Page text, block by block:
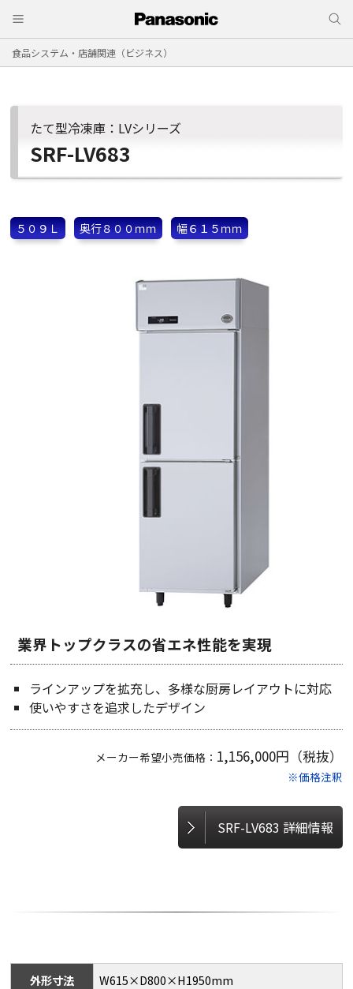
食品システム・店舗関連（ビジネス）
たて型冷凍庫：LVシリーズ
SRF-LV683
５０９Ｌ 奥行８００ｍｍ 幅６１５ｍｍ
業界トップクラスの省エネ性能を実現
ラインアップを拡充し、多様な厨房レイアウトに対応
使いやすさを追求したデザイン
メーカー希望小売価格： 1,156,000円（税抜）
※価格注釈
SRF-LV683 詳細情報
外形寸法 W615×D800×H1950mm